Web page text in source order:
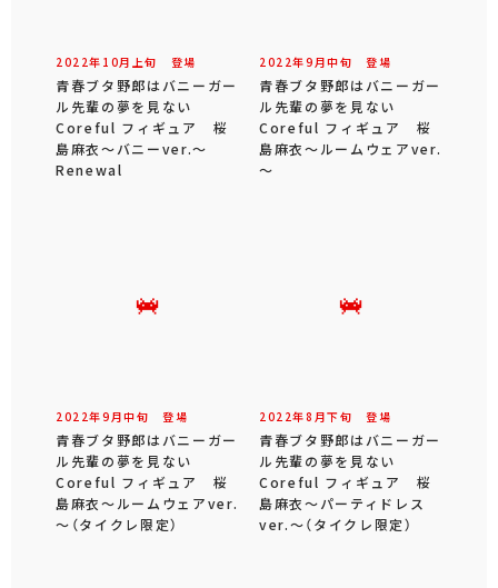
2022年 10月 上旬 登場
青春ブタ野郎はバニーガー
ル先輩の夢を見ない
Coreful フィギュア 桜
島麻衣～バニーver.～
Renewal
2022年9 月中旬 登場
青春ブタ野郎はバニーガー
ル先輩の夢を見ない
Coreful フィギュア 桜
島麻衣～ルームウェアver.
～
2022年9 月中旬 登場
青春ブタ野郎はバニーガー
ル先輩の夢を見ない
Coreful フィギュア 桜
島麻衣～ルームウェアver.
～（タイクレ限定）
2022年8 月下旬 登場
青春ブタ野郎はバニーガー
ル先輩の夢を見ない
Coreful フィギュア 桜
島麻衣～パーティドレス
ver.～（タイクレ限定）